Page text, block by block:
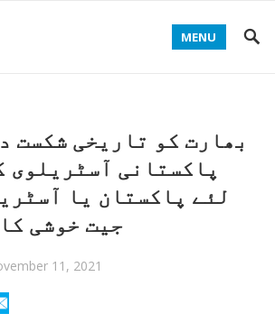
MENU
بھارت کو تاریخی شکست
پاکستانی آسٹریلوی
لئے پاکستان یا
جیت خوشی
11, 2021